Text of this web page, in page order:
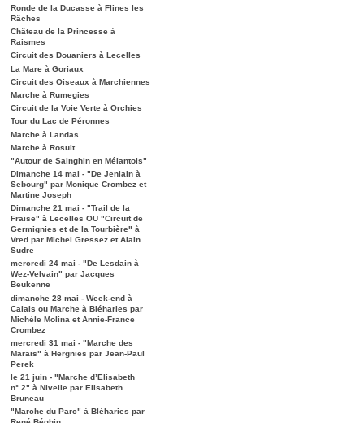
Ronde de la Ducasse à Flines les
Râches
Château de la Princesse à
Raismes
Circuit des Douaniers à Lecelles
La Mare à Goriaux
Circuit des Oiseaux à Marchiennes
Marche à Rumegies
Circuit de la Voie Verte à Orchies
Tour du Lac de Péronnes
Marche à Landas
Marche à Rosult
"Autour de Sainghin en Mélantois"
Dimanche 14 mai - "De Jenlain à
Sebourg" par Monique Crombez et
Martine Joseph
Dimanche 21 mai - "Trail de la
Fraise" à Lecelles OU "Circuit de
Germignies et de la Tourbière" à
Vred par Michel Gressez et Alain
Sudre
mercredi 24 mai - "De Lesdain à
Wez-Velvain" par Jacques
Beukenne
dimanche 28 mai - Week-end à
Calais ou Marche à Bléharies par
Michèle Molina et Annie-France
Crombez
mercredi 31 mai - "Marche des
Marais" à Hergnies par Jean-Paul
Perek
le 21 juin - "Marche d’Elisabeth
n° 2" à Nivelle par Elisabeth
Bruneau
"Marche du Parc" à Bléharies par